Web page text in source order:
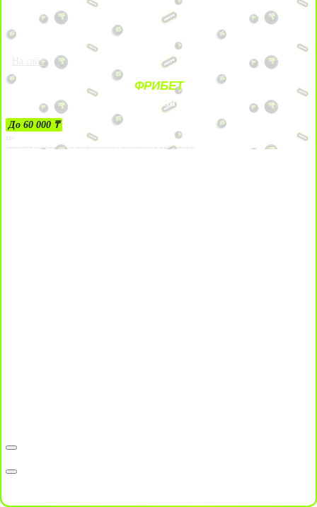
На сайт
ФРИБЕТ
ЗА ДЕПОЗИТЫ
До 60 000 ₸
21+
Лицензии №24514359, выданной комитетом индустрии туризма Министерства культуры и спорта Республики Казахстан срок до 27 сентября 2034 года.